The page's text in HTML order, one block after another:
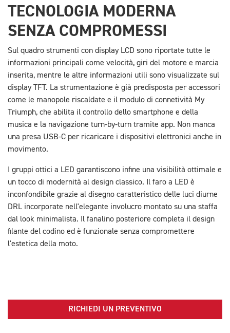
TECNOLOGIA MODERNA
SENZA COMPROMESSI
Sul quadro strumenti con display LCD sono riportate tutte le
informazioni principali come velocità, giri del motore e marcia
inserita, mentre le altre informazioni utili sono visualizzate sul
display TFT. La strumentazione è già predisposta per accessori
come le manopole riscaldate e il modulo di connetività My
Triumph, che abilita il controllo dello smartphone e della
musica e la navigazione turn-by-turn tramite app. Non manca
una presa USB-C per ricaricare i dispositivi elettronici anche in
movimento.
I gruppi ottici a LED garantiscono infine una visibilità ottimale e
un tocco di modernità al design classico. Il faro a LED è
inconfondibile grazie al disegno caratteristico delle luci diurne
DRL incorporate nell'elegante involucro montato su una staffa
dal look minimalista. Il fanalino posteriore completa il design
filante del codino ed è funzionale senza compromettere
l'estetica della moto.
RICHIEDI UN PREVENTIVO